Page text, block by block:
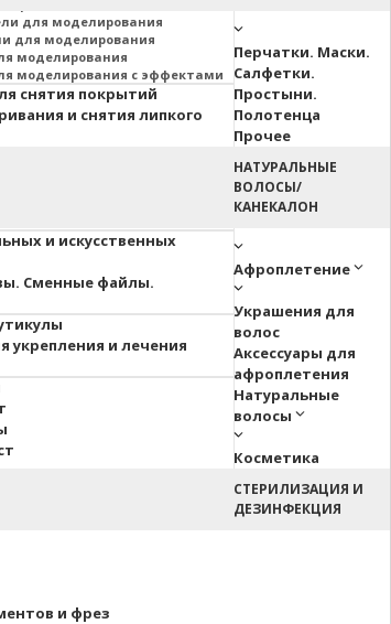
для моделирования
для моделирования
моделирования
моделирования с эффектами
снятия покрытий
и снятия липкого
и искусственных
Сменные файлы.
укрепления и лечения
Перчатки. Маски.
Салфетки.
Простыни.
Полотенца
Прочее
НАТУРАЛЬНЫЕ
ВОЛОСЫ/
КАНЕКАЛОН
Афроплетение
Украшения для
волос
Аксессуары для
афроплетения
Натуральные
волосы
Косметика
СТЕРИЛИЗАЦИЯ И
ДЕЗИНФЕКЦИЯ
и фрез